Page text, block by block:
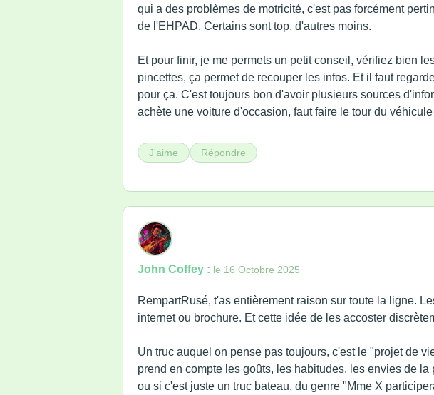
qui a des problèmes de motricité, c'est pas forcément
de l'EHPAD. Certains sont top, d'autres moins.
Et pour finir, je me permets un petit conseil, vérifiez bien
pincettes, ça permet de recouper les infos. Et il faut
pour ça. C'est toujours bon d'avoir plusieurs sources
J'aime Répondre
John Coffey : le 16 Octobre 2025
RempartRusé, t'as entièrement raison sur toute la ligne.
internet ou brochure. Et cette idée de les accoster
Un truc auquel on pense pas toujours, c'est le "projet de
prend en compte les goûts, les habitudes, les envies de
ou si c'est juste un truc bateau, du genre "Mme X